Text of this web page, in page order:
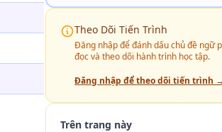
Theo Dõi Tiến Trình
Đăng nhập để đánh dấu chủ đề ngữ
đọc và theo dõi hành trình học tập.
Đăng nhập để theo dõi tiến trình →
Trên trang này